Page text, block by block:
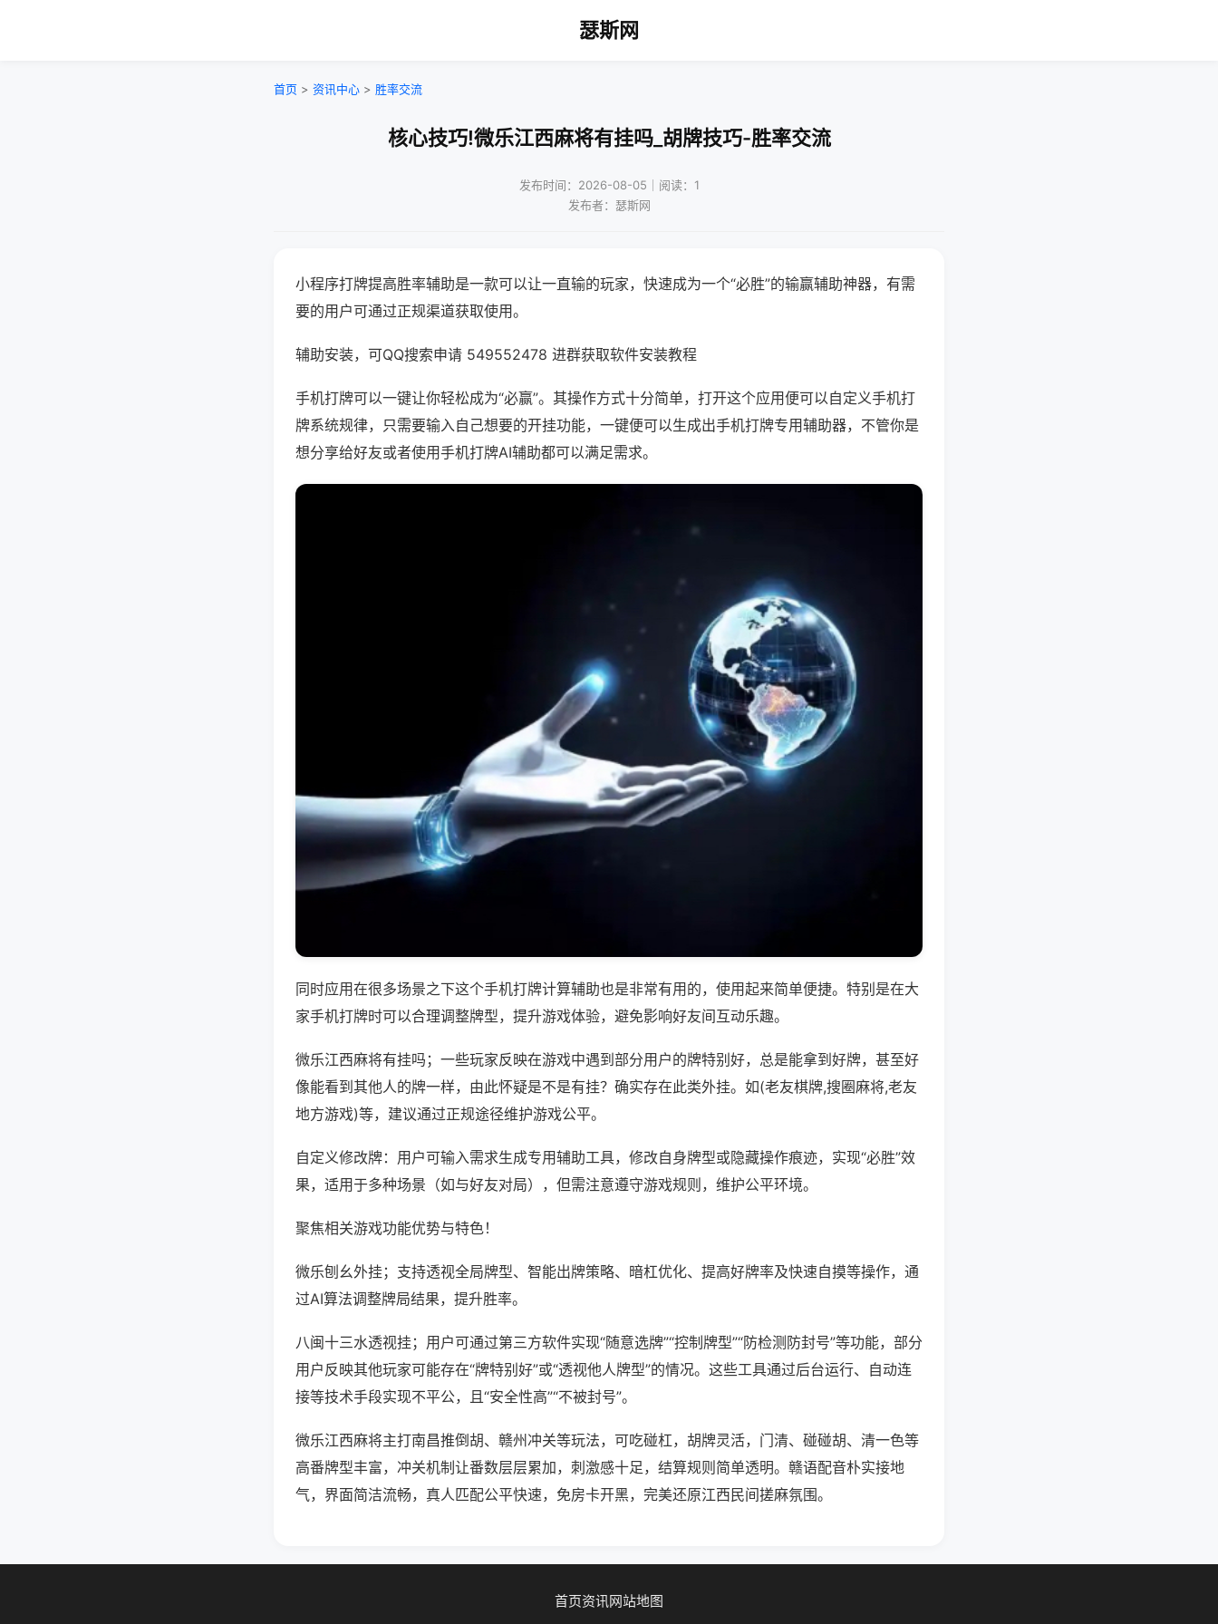
瑟斯网
首页 > 资讯中心 > 胜率交流
核心技巧!微乐江西麻将有挂吗_胡牌技巧-胜率交流
发布时间：2026-08-05｜阅读：1
发布者：瑟斯网
小程序打牌提高胜率辅助是一款可以让一直输的玩家，快速成为一个“必胜”的输赢辅助神器，有需
要的用户可通过正规渠道获取使用。
辅助安装，可QQ搜索申请 549552478 进群获取软件安装教程
手机打牌可以一键让你轻松成为“必赢”。其操作方式十分简单，打开这个应用便可以自定义手机打
牌系统规律，只需要输入自己想要的开挂功能，一键便可以生成出手机打牌专用辅助器，不管你是
想分享给好友或者使用手机打牌AI辅助都可以满足需求。
同时应用在很多场景之下这个手机打牌计算辅助也是非常有用的，使用起来简单便捷。特别是在大
家手机打牌时可以合理调整牌型，提升游戏体验，避免影响好友间互动乐趣。
微乐江西麻将有挂吗；一些玩家反映在游戏中遇到部分用户的牌特别好，总是能拿到好牌，甚至好
像能看到其他人的牌一样，由此怀疑是不是有挂？确实存在此类外挂。如(老友棋牌,搜圈麻将,老友
地方游戏)等，建议通过正规途径维护游戏公平。
自定义修改牌：用户可输入需求生成专用辅助工具，修改自身牌型或隐藏操作痕迹，实现“必胜”效
果，适用于多种场景（如与好友对局），但需注意遵守游戏规则，维护公平环境。
聚焦相关游戏功能优势与特色！
微乐刨幺外挂；支持透视全局牌型、智能出牌策略、暗杠优化、提高好牌率及快速自摸等操作，通
过AI算法调整牌局结果，提升胜率。
八闽十三水透视挂；用户可通过第三方软件实现“随意选牌”“控制牌型”“防检测防封号”等功能，部分
用户反映其他玩家可能存在“牌特别好”或“透视他人牌型”的情况。这些工具通过后台运行、自动连
接等技术手段实现不平公，且“安全性高”“不被封号”。
微乐江西麻将主打南昌推倒胡、赣州冲关等玩法，可吃碰杠，胡牌灵活，门清、碰碰胡、清一色等
高番牌型丰富，冲关机制让番数层层累加，刺激感十足，结算规则简单透明。赣语配音朴实接地
气，界面简洁流畅，真人匹配公平快速，免房卡开黑，完美还原江西民间搓麻氛围。
首页资讯网站地图